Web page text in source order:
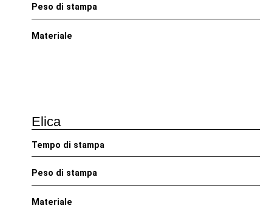
Peso di stampa
Materiale
Elica
Tempo di stampa
Peso di stampa
Materiale